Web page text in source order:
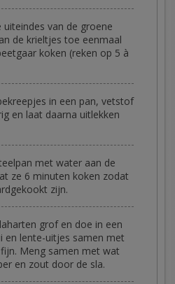
van de groene
de krieltjes toe eenmaal
koken (reken op 5 à
in een pan, vetstof
en laat daarna uitlekken
met water aan de
ze 6 minuten koken zodat
zijn.
grof en doe in een
en lente-uitjes samen met
Meng samen met wat
en zout door de sla.